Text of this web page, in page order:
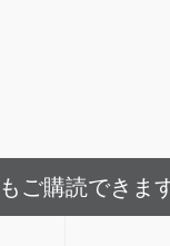
ご購読できます